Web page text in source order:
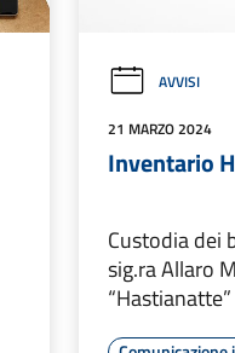
AVVISI
21 MARZO 2024
Inventario
Custodia dei
sig.ra Allaro
“Hastianatte”